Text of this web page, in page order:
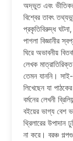
অদ্ভুত এবং
বিশ্বের তাবৎ
প্রকৃতিবিরুদ্ধ
পাগলা বিজ্ঞানীর
ঘিরে অভাবনীয়
লেখক
তেমন যাননি।
লিখেছেন যা
বর্মনের লেখনী
ব‌ইয়ের ভাগ্য বেশ
থ্রিলারের উপাদান
না করে। বরঞ্চ